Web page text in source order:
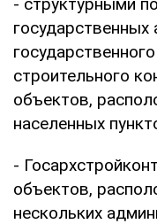
строительного
объектов,
населенных
-
объектов,
нескольких